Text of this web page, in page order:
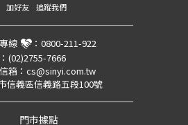
加好友 追蹤我們
線 ： 0800-211-922
(02)2755-7666
箱： cs@sinyi.com.tw
信義區信義路五段100號
門市據點